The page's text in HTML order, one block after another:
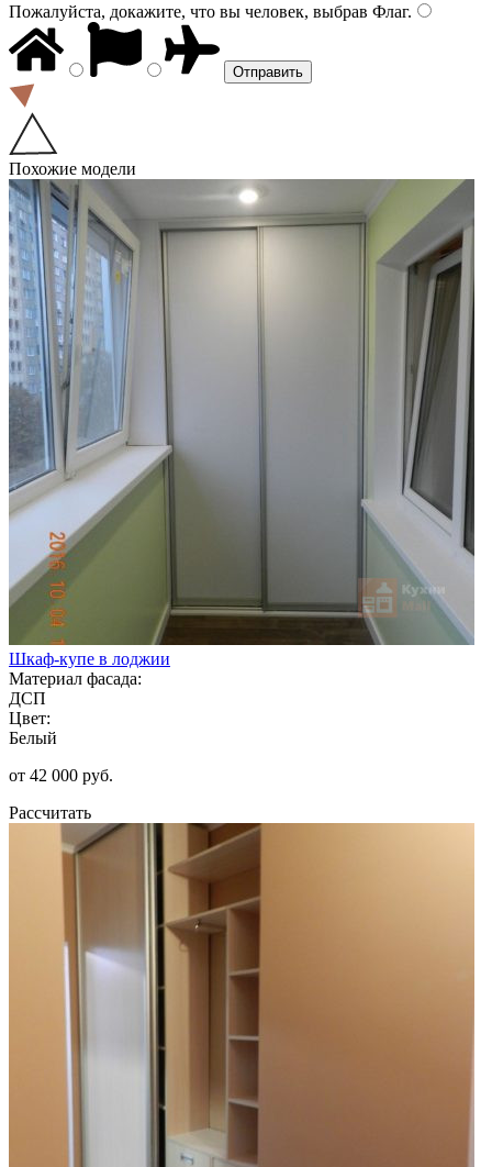
Пожалуйста, докажите, что вы человек, выбрав Флаг.
Похожие модели
Шкаф-купе в лоджии
Материал фасада:
ДСП
Цвет:
Белый
от 42 000 руб.
Рассчитать